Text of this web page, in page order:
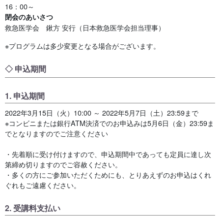
16：00～
閉会のあいさつ
救急医学会 鍬方 安行（日本救急医学会担当理事）
※プログラムは多少変更となる場合がございます。
◇ 申込期間
1. 申込期間
2022年3月15日（火）10:00 ～ 2022年5月7日（土）23:59まで
※コンビニまたは銀行ATM決済でのお申込みは5月6日（金）23:59ま
でとなりますのでご注意ください
・先着順に受け付けますので、申込期間中であっても定員に達し次
第締め切りますのでご容赦ください。
・多くの方にご参加いただくためにも、とりあえずのお申込はくれ
ぐれもご遠慮ください。
2. 受講料支払い